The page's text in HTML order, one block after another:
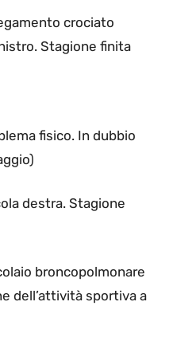
crociato
Stagione finita
fisico. In dubbio
destra. Stagione
broncopolmonare
dell’attività sportiva a